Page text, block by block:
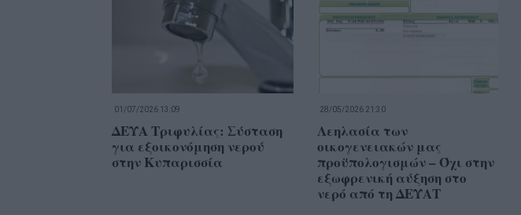
01/07/2026 13:09
ΔΕΥΑ Τριφυλίας: Σύσταση
για εξοικονόμηση νερού
στην Κυπαρισσία
28/05/2026 21:30
Λεηλασία των
οικογενειακών μας
προϋπολογισμών – Όχι στην
εξωφρενική αύξηση στο
νερό από τη ΔΕΥΑΤ